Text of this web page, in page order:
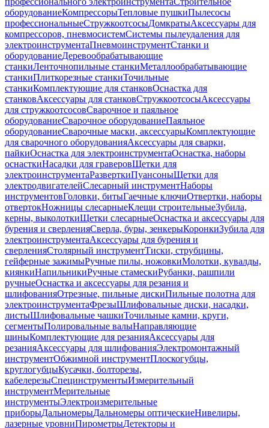
оборудованиеКомпрессорыТепловые пушкиПылесосы
профессиональныеСтружкоотсосыДомкратыАксессуары для
компрессоров, пневмосистемСистемы пылеудаления для
электроинструментаПневмоинструментСтанки и
оборудованиеДеревообрабатывающие
станкиЛенточнопильные станкиМеталлообрабатывающие
станкиПлиткорезные станкиТочильные
станкиКомплектующие для станковОснастка для
станковАксессуары для станковСтружкоотсосыАксессуары
для стружкоотсосовСварочное и паяльное
оборудованиеСварочное оборудованиеПаяльное
оборудованиеСварочные маски, аксессуарыКомплектующие
для сварочного оборудованияАксессуары для сварки,
пайкиОснастка для электроинструментаОснастка, наборы
оснасткиНасадки для граверовЩетки для
электроинструментаРазверткиПуансоныЩетки для
электродвигателейСлесарный инструментНаборы
инструментовГоловки, битыГаечные ключиОтвертки, наборы
отвертокНожницы слесарныеКлещи строительныеЗубила,
керны, выколоткиЩетки слесарныеОснастка и аксессуары для
бурения и сверленияСверла, буры, зенкерыКоронкиЗубила для
электроинструментаАксессуары для бурения и
сверленияСтолярный инструментТиски, струбцины,
гейферные зажимыРучные пилы, ножовкиМолотки, кувалды,
киянкиНапильникиРучные стамескиРубанки, рашпили
ручныеОснастка и аксессуары для резания и
шлифованияОтрезные, пильные дискиПильные полотна для
электроинструментаФрезыШлифовальные диски, насадки,
листыШлифовальные чашкиТочильные камни, круги,
сегментыПолировальные валыНаправляющие
шиныКомплектующие для резанияАксессуары для
резанияАксессуары для шлифованияЭлектромонтажный
инструментОбжимной инструментПлоскогубцы,
круглогубцыКусачки, болторезы,
кабелерезыСпецинструментыИзмерительный
инструментМерительные
инструментыЭлектроизмерительные
приборыДальномерыДальномеры оптическиеНивелиры,
лазерные уровниПирометрыДетекторы и